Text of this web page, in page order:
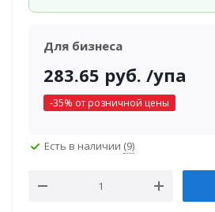
Для бизнеса
283.65 руб. /упа
-35% от розничной цены
Есть в наличии (9)